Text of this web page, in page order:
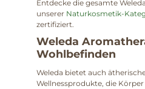
Entdecke die gesamte
unserer Naturkosmetik-
zertifiziert.
Weleda
Wohlbefinden
Weleda bietet auch
Wellnessprodukte, die